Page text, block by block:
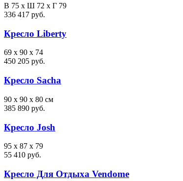
В 75 х Ш 72 х Г 79
336 417 руб.
Кресло Liberty
69 x 90 x 74
450 205 руб.
Кресло Sacha
90 x 90 x 80 см
385 890 руб.
Кресло Josh
95 x 87 x 79
55 410 руб.
Кресло Для Отдыха Vendome